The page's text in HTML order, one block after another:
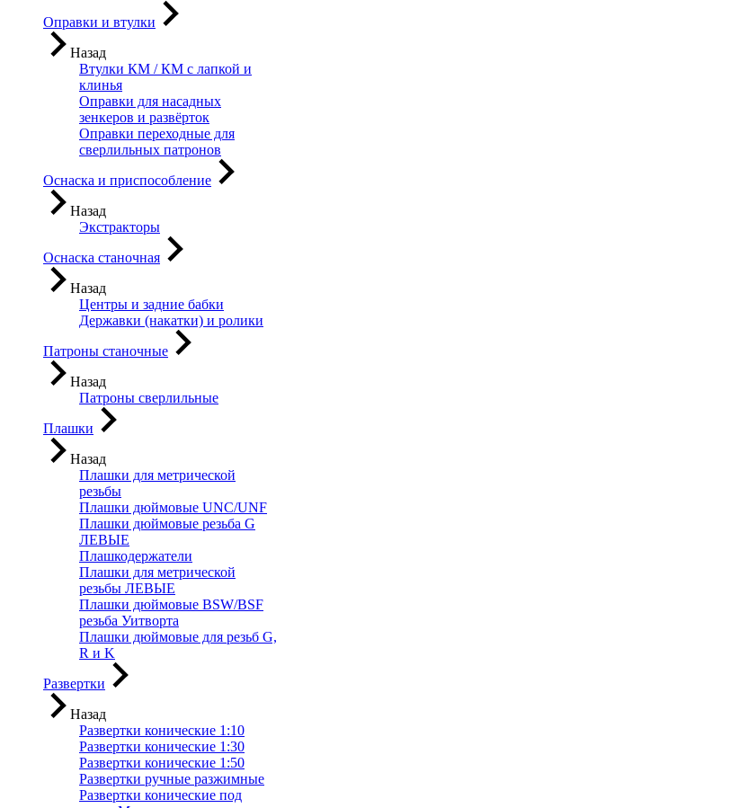
Оправки и втулки
Назад
Втулки КМ / КМ с лапкой и
клинья
Оправки для насадных
зенкеров и развёрток
Оправки переходные для
сверлильных патронов
Оснаска и приспособление
Назад
Экстракторы
Оснаска станочная
Назад
Центры и задние бабки
Державки (накатки) и ролики
Патроны станочные
Назад
Патроны сверлильные
Плашки
Назад
Плашки для метрической
резьбы
Плашки дюймовые UNC/UNF
Плашки дюймовые резьба G
ЛЕВЫЕ
Плашкодержатели
Плашки для метрической
резьбы ЛЕВЫЕ
Плашки дюймовые BSW/BSF
резьба Уитворта
Плашки дюймовые для резьб G,
R и K
Развертки
Назад
Развертки конические 1:10
Развертки конические 1:30
Развертки конические 1:50
Развертки ручные разжимные
Развертки конические под